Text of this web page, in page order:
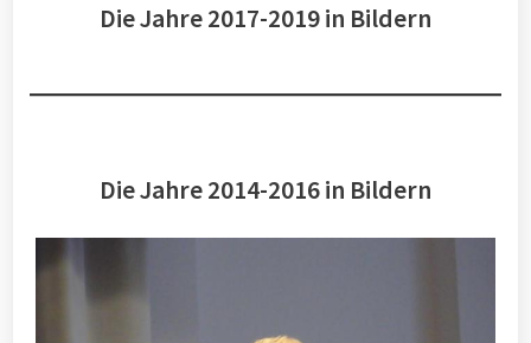
Die Jahre 2017-2019 in Bildern
Die Jahre 2014-2016 in Bildern